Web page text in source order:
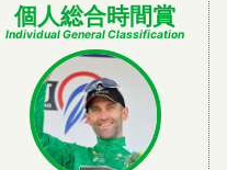
個人総合時間賞
Individual General Classification